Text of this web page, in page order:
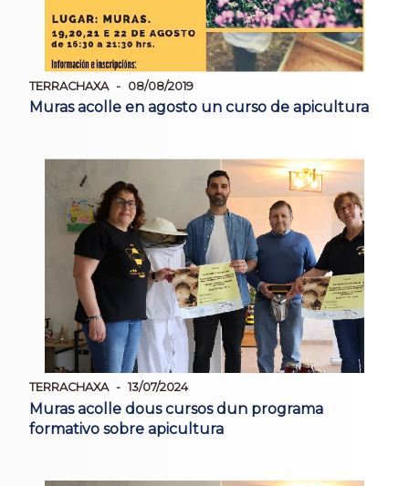
TERRACHAXA 08/08/2019
Muras acolle en agosto un curso de apicultura
TERRACHAXA 13/07/2024
Muras acolle dous cursos dun programa
formativo sobre apicultura